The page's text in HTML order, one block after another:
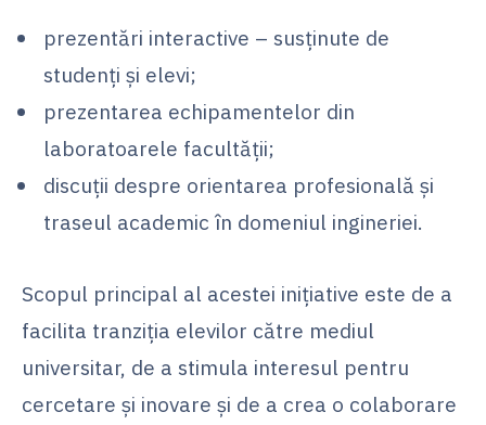
prezentări interactive – susținute de
studenți și elevi;
prezentarea echipamentelor din
laboratoarele facultății;
discuții despre orientarea profesională și
traseul academic în domeniul ingineriei.
Scopul principal al acestei inițiative este de a
facilita tranziția elevilor către mediul
universitar, de a stimula interesul pentru
cercetare și inovare și de a crea o colaborare